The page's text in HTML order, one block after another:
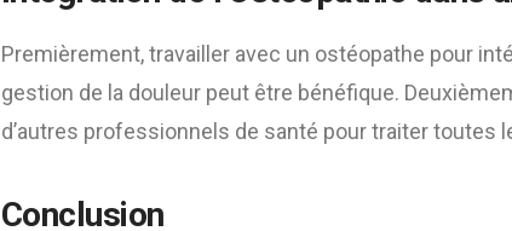
Premièrement, travailler avec un ostéopathe pour
gestion de la douleur peut être bénéfique.
d’autres professionnels de santé pour traiter toutes
Conclusion